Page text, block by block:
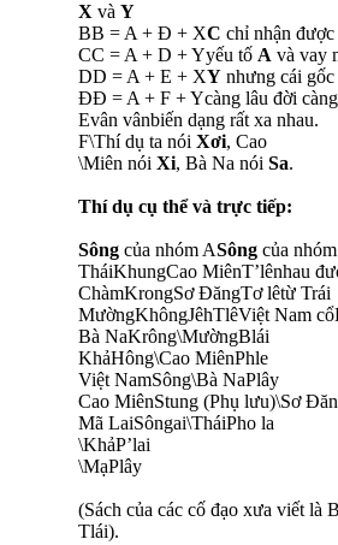
X và Y
BB = A + Đ + XC chỉ nhận
CC = A + D + Yyếu tố A và vay
DD = A + E + XY nhưng cái gốc
ĐĐ = A + F + Ycàng lâu đời
Evân vânbiến dạng rất xa nhau.
F\Thí dụ ta nói Xơi, Cao
\Miên nói Xi, Bà Na nói Sa.
Thí dụ cụ thể và trực tiếp:
Sông của nhóm ASông của
TháiKhungCao MiênT’lênhau
ChàmKrongSơ ĐăngTơ lêtừ Trái
MườngKhôngJêhTlêViệt Nam
Bà NaKrông\MườngBlái
KhảHông\Cao MiênPhle
Việt NamSông\Bà NaPlây
Cao MiênStung (Phụ lưu)\Sơ
Mã LaiSôngai\TháiPho la
\KhảP’lai
\MạPlây
(Sách của các cố đạo xưa viết
Tlái).